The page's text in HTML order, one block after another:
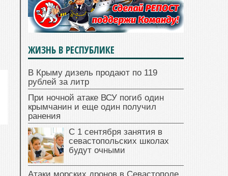
ЖИЗНЬ В РЕСПУБЛИКЕ
В Крыму дизель продают по 119
рублей за литр
При ночной атаке ВСУ погиб один
крымчанин и еще один получил
ранения
С 1 сентября занятия в
севастопольских школах
будут очными